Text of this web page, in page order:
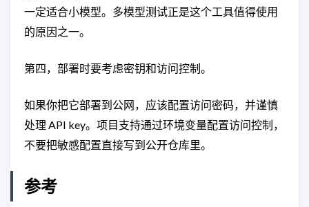
一定适合小模型。多模型测试正是这个工具值得使用
的原因之一。
第四，部署时要考虑密钥和访问控制。
如果你把它部署到公网，应该配置访问密码，并谨慎
处理 API key。项目支持通过环境变量配置访问控制，
不要把敏感配置直接写到公开仓库里。
参考